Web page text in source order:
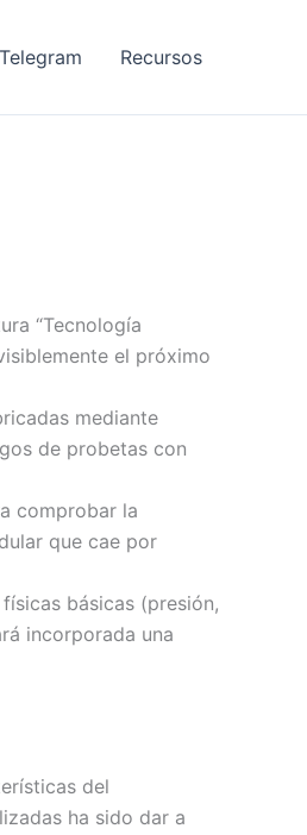
Recursos
“Tecnología
el próximo
mediante
de probetas con
comprobar la
que cae por
básicas (presión,
incorporada una
del
ha sido dar a